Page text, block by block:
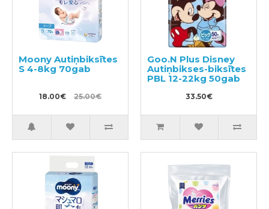
Moony Autiņbiksītes
S 4-8kg 70gab
18.00€ 25.00€
Goo.N Plus Disney
Autiņbikses-biksītes
PBL 12-22kg 50gab
33.50€